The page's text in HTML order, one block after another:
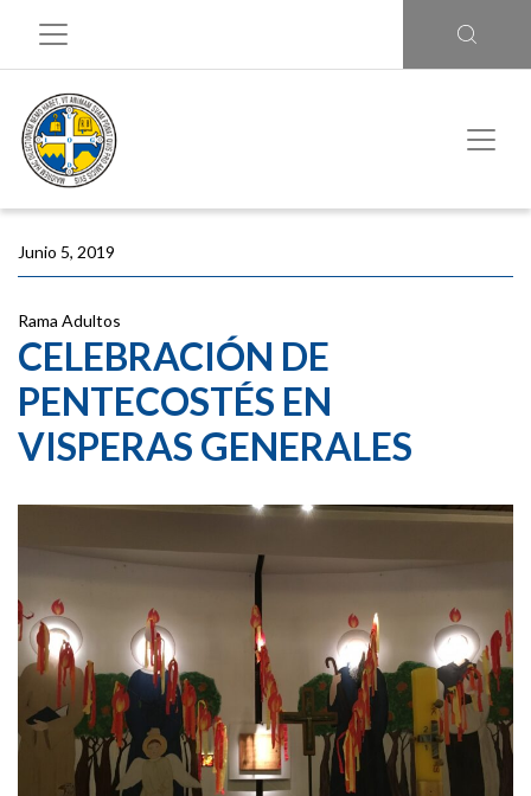
Junio 5, 2019
Rama Adultos
CELEBRACIÓN DE
PENTECOSTÉS EN
VISPERAS GENERALES